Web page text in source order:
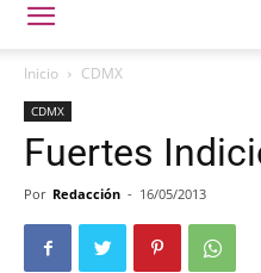
Inicio CDMX
CDMX
Fuertes
Por Redacción - 16/05/2013